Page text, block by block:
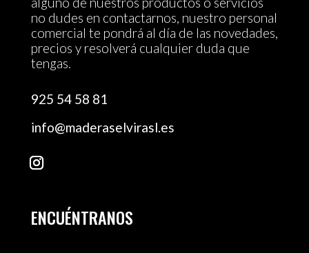
no dudes en contactarnos, nuestro personal
comercial te pondrá al día de las novedades,
precios y resolverá cualquier duda que
tengas.
925 54 58 81
info@maderaselvirasl.es
ENCUÉNTRANOS